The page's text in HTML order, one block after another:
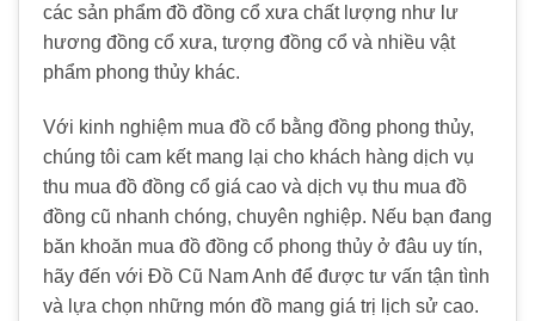
các sản phẩm đồ đồng cổ xưa chất lượng như lư
hương đồng cổ xưa, tượng đồng cổ và nhiều vật
phẩm phong thủy khác.
Với kinh nghiệm mua đồ cổ bằng đồng phong thủy,
chúng tôi cam kết mang lại cho khách hàng dịch vụ
thu mua đồ đồng cổ giá cao và dịch vụ thu mua đồ
đồng cũ nhanh chóng, chuyên nghiệp. Nếu bạn đang
băn khoăn mua đồ đồng cổ phong thủy ở đâu uy tín,
hãy đến với Đồ Cũ Nam Anh để được tư vấn tận tình
và lựa chọn những món đồ mang giá trị lịch sử cao.